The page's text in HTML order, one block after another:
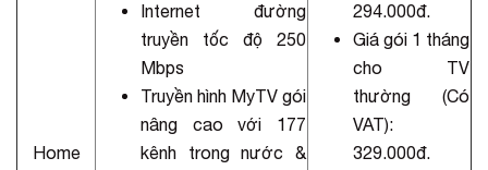
Home
Internet đường
truyền tốc độ 250
Mbps
Truyền hình MyTV gói
nâng cao với 177
kênh trong nước &
294.000đ.
Giá gói 1 tháng
cho TV
thường (Có
VAT):
329.000đ.